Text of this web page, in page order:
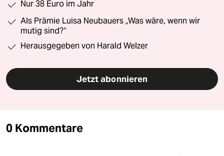
Nur 38 Euro im Jahr
Als Prämie Luisa Neubauers „Was wäre, wenn wir
mutig sind?“
Herausgegeben von Harald Welzer
Jetzt abonnieren
0 Kommentare